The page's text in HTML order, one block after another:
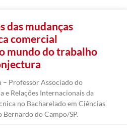
das mudanças
comercial
mundo do trabalho
Professor Associado do
e Relações Internacionais da
no Bacharelado em Ciências
Bernardo do Campo/SP.